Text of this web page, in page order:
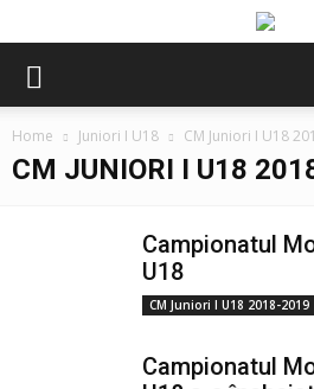
Home Juniori I U18 CM Juniori I U18
CM JUNIORI I U18
Campionatul
U18
CM Juniori I U18 2018-2019
Campionatul